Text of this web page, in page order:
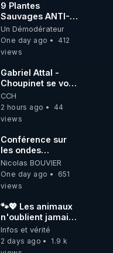
9 Plantes
Sauvages ANTI-
FAMINE: ces
Ressources
Haies
Un Démodérateur
One day ago
412
views
Gabriel Attal -
Choupinet se voit
en haut de
l'affiche
CCH
2 hours ago
44
views
Conférence sur
les ondes
électromagnétiques
par Grégoire
Caustru et Bart de
Nicolas BOUVIER
One day ago
651
views
🐾💖 Les animaux
n'oublient jamais
ceux qu'ils
aiment… 🥹❤️
Infos et vérité
2 days ago
1.9 k